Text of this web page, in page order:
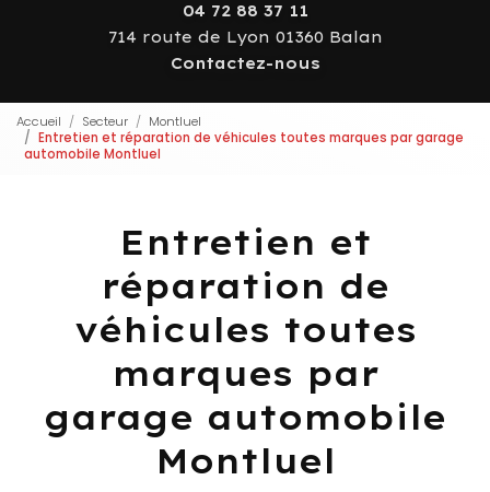
04 72 88 37 11
714 route de Lyon 01360 Balan
Contactez-nous
Accueil Secteur
Montluel
Entretien et réparation de véhicules toutes marques par garage
automobile Montluel
Entretien et
réparation de
véhicules toutes
marques par
garage automobile
Montluel